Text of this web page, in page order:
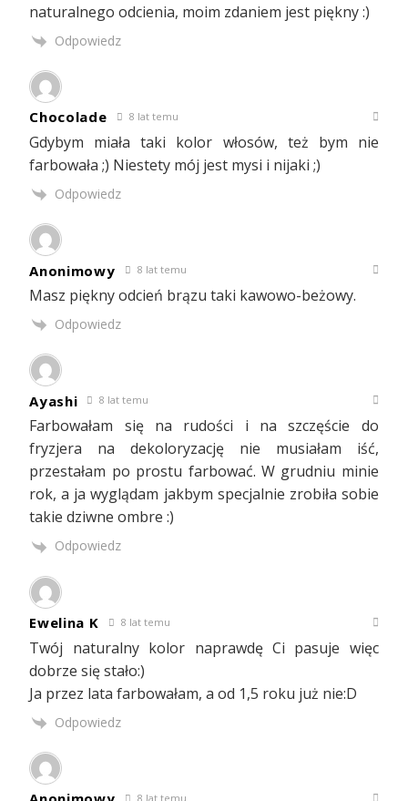
naturalnego odcienia, moim zdaniem jest piękny :)
Odpowiedz
Chocolade 8 lat temu
Gdybym miała taki kolor włosów, też bym nie
farbowała ;) Niestety mój jest mysi i nijaki ;)
Odpowiedz
Anonimowy 8 lat temu
Masz piękny odcień brązu taki kawowo-beżowy.
Odpowiedz
Ayashi 8 lat temu
Farbowałam się na rudości i na szczęście do
fryzjera na dekoloryzację nie musiałam iść,
przestałam po prostu farbować. W grudniu minie
rok, a ja wyglądam jakbym specjalnie zrobiła sobie
takie dziwne ombre :)
Odpowiedz
Ewelina K 8 lat temu
Twój naturalny kolor naprawdę Ci pasuje więc
dobrze się stało:)
Ja przez lata farbowałam, a od 1,5 roku już nie:D
Odpowiedz
8 lat temu